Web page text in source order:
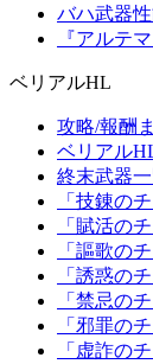
バハ武器
『アルテ
ベリアルHL
攻略/報酬
ベリアル
終末武器
「技錬の
「賦活の
「謳歌の
「誘惑の
「禁忌の
「邪罪の
「虚詐の